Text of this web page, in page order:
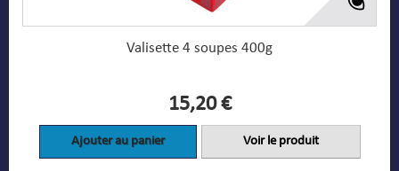
Valisette 4 soupes 400g
15,20 €
Ajouter au panier Voir le produit